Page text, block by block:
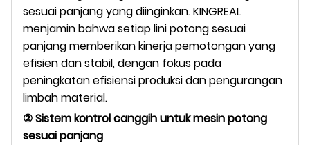
sesuai panjang yang diinginkan. KINGREAL
menjamin bahwa setiap lini potong sesuai
panjang memberikan kinerja pemotongan yang
efisien dan stabil, dengan fokus pada
peningkatan efisiensi produksi dan pengurangan
limbah material.
② Sistem kontrol canggih untuk mesin potong
sesuai panjang